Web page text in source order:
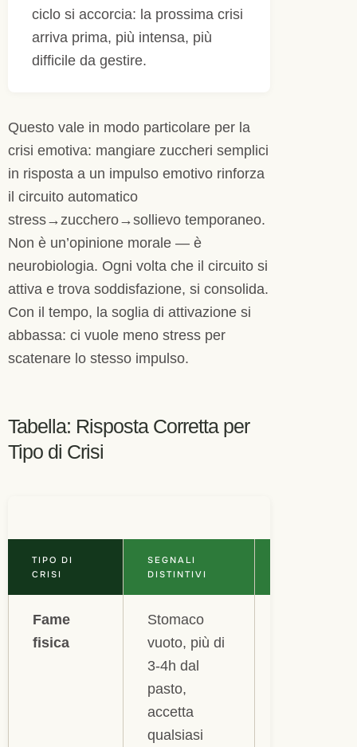
ciclo si accorcia: la prossima crisi
arriva prima, più intensa, più
difficile da gestire.
Questo vale in modo particolare per la
crisi emotiva: mangiare zuccheri semplici
in risposta a un impulso emotivo rinforza
il circuito automatico
stress→zucchero→sollievo temporaneo.
Non è un’opinione morale — è
neurobiologia. Ogni volta che il circuito si
attiva e trova soddisfazione, si consolida.
Con il tempo, la soglia di attivazione si
abbassa: ci vuole meno stress per
scatenare lo stesso impulso.
Tabella: Risposta Corretta per
Tipo di Crisi
TIPO DI
CRISI
SEGNALI
DISTINTIVI
Fame
fisica
Stomaco
vuoto, più di
3-4h dal
pasto,
accetta
qualsiasi